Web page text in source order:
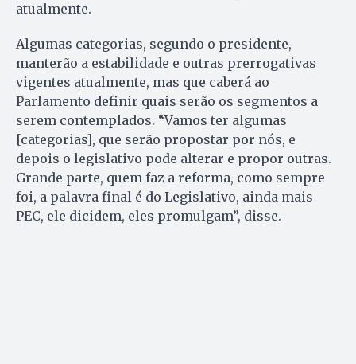
atualmente.
Algumas categorias, segundo o presidente,
manterão a estabilidade e outras prerrogativas
vigentes atualmente, mas que caberá ao
Parlamento definir quais serão os segmentos a
serem contemplados. “Vamos ter algumas
[categorias], que serão propostar por nós, e
depois o legislativo pode alterar e propor outras.
Grande parte, quem faz a reforma, como sempre
foi, a palavra final é do Legislativo, ainda mais
PEC, ele dicidem, eles promulgam”, disse.